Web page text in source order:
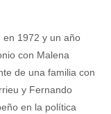
en 1972 y un año
con Malena
de una familia con
y Fernando
en la política